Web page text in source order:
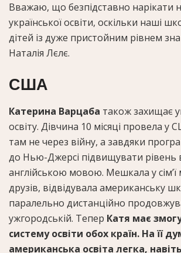
Вважаю, що безпідставно нарікати
української освіти, оскільки наші
дітей із дуже пристойним рівнем
Наталія Лєлє.
США
Катерина Варцаба також захищає
освіту. Дівчина 10 місяці провела у
там не через війну, а завдяки
до Нью-Джерсі підвищувати рівень
англійською мовою. Мешкала у
друзів, відвідувала американську
паралельно дистанційно
ужгородській. Тепер Катя має
систему освіти обох країн. На її
американська освіта легка,